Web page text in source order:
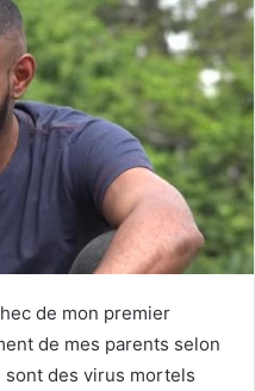
de mon premier
de mes parents selon
sont des virus mortels